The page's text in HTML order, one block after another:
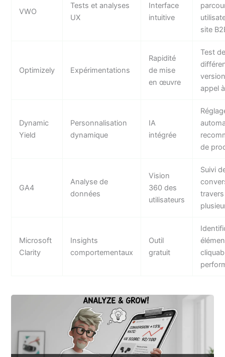
VWO
Tests et analyses
UX
Interface
intuitive
site
Optimizely Expérimentations
Rapidité
de mise
en œuvre
Test
appel
Dynamic
Yield
Personnalisation
dynamique
IA
intégrée
de
GA4
Analyse de
données
Vision
360 des
utilisateurs
Suivi
Microsoft
Clarity
Insights
comportementaux
Outil
gratuit